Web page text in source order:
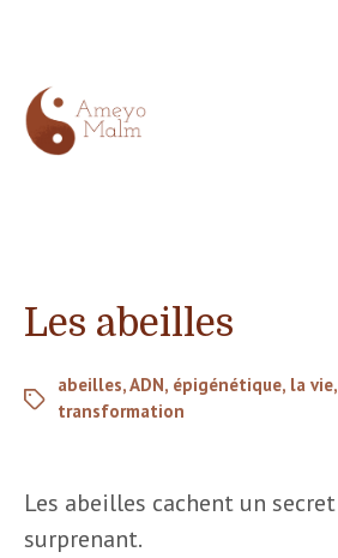
Les abeilles
abeilles,ADN, épigénétique, la vie,
transformation
Les abeilles cachent un secret
surprenant.